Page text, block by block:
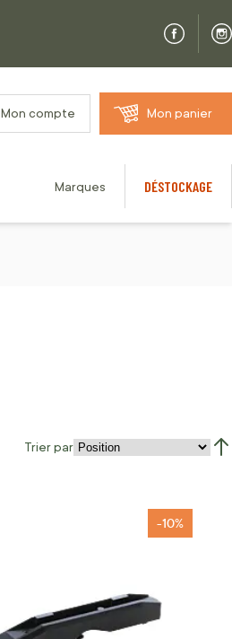
Mon compte Mon panier
Marques DÉSTOCKAGE
Trier par
-10%